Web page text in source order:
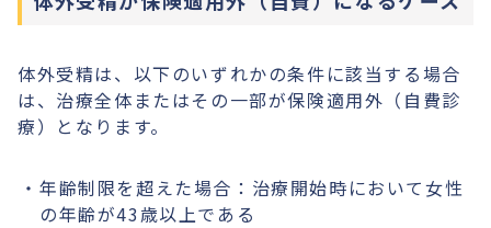
体外受精は、以下のいずれかの条件に該当する場合
は、治療全体またはその一部が保険適用外（自費診
療）となります。
年齢制限を超えた場合：治療開始時において女性
の年齢が43歳以上である